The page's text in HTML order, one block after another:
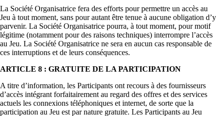
La Société Organisatrice fera des efforts pour permettre un accès au
Jeu à tout moment, sans pour autant être tenue à aucune obligation d’y
parvenir. La Société Organisatrice pourra, à tout moment, pour motif
légitime (notamment pour des raisons techniques) interrompre l’accès
au Jeu. La Société Organisatrice ne sera en aucun cas responsable de
ces interruptions et de leurs conséquences.
ARTICLE 8 : GRATUITE DE LA PARTICIPATION
A titre d’information, les Participants ont recours à des fournisseurs
d’accès intégrant forfaitairement au regard des offres et des services
actuels les connexions téléphoniques et internet, de sorte que la
participation au Jeu est par nature gratuite. Les Participants au Jeu